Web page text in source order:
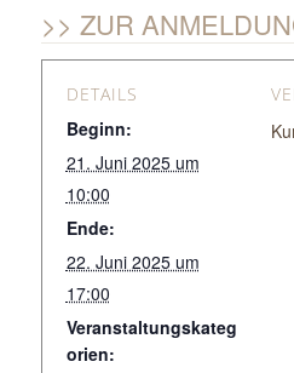
ZUR
DETAILS
Beginn:
21. Juni 2025 um
10:00
Ende:
22. Juni 2025 um
17:00
Veranstaltungskateg
orien: